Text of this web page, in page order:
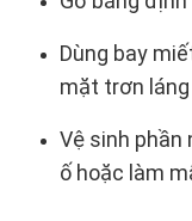
Dùng bay
mặt trơn láng
Vệ sinh phần
ố hoặc làm